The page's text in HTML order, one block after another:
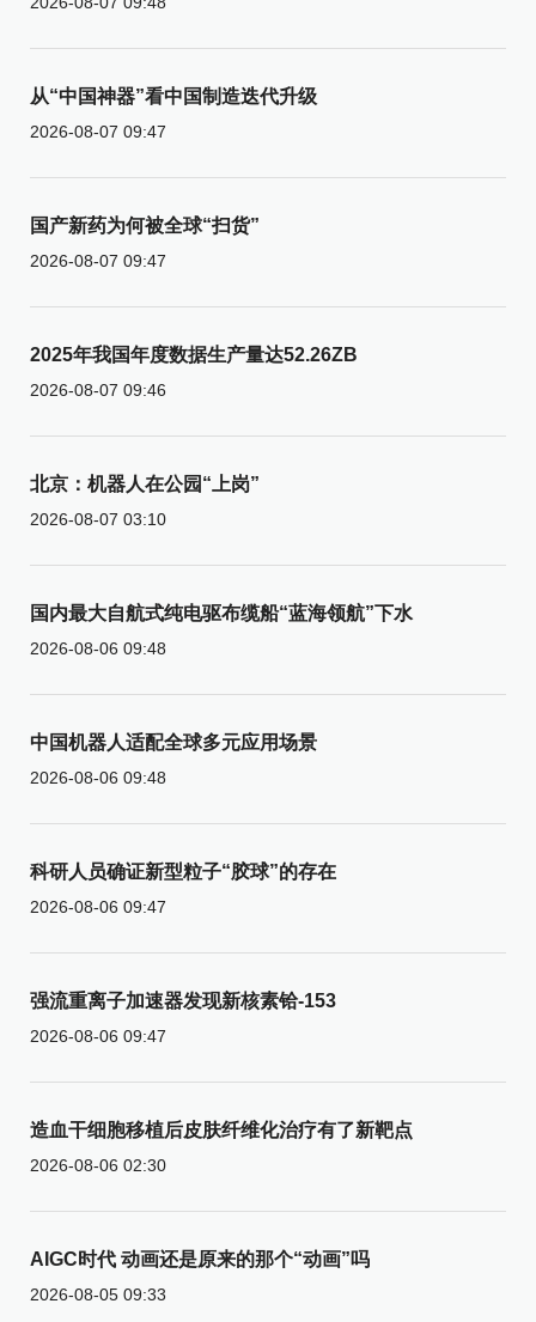
从“中国神器”看中国制造迭代升级
2026-08-07 09:47
国产新药为何被全球“扫货”
2026-08-07 09:47
2025年我国年度数据生产量达52.26ZB
2026-08-07 09:46
北京：机器人在公园“上岗”
2026-08-07 03:10
国内最大自航式纯电驱布缆船“蓝海领航”下水
2026-08-06 09:48
中国机器人适配全球多元应用场景
2026-08-06 09:48
科研人员确证新型粒子“胶球”的存在
2026-08-06 09:47
强流重离子加速器发现新核素铪-153
2026-08-06 09:47
造血干细胞移植后皮肤纤维化治疗有了新靶点
2026-08-06 02:30
AIGC时代 动画还是原来的那个“动画”吗
2026-08-05 09:33